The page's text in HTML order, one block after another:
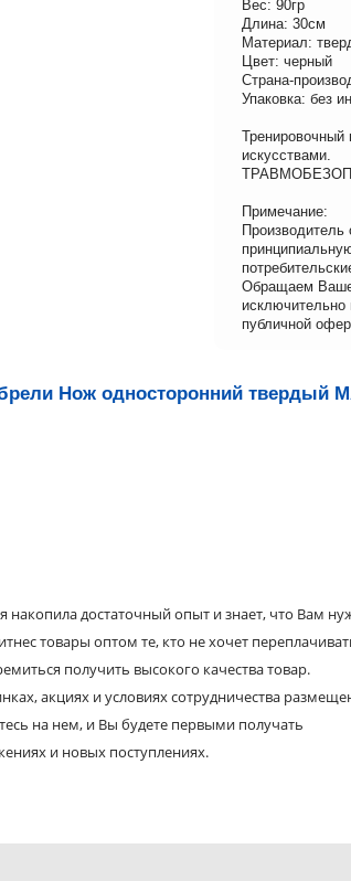
Вес: 90гр
Длина: 30см
Материал:
Цвет: черный
Страна-
Упаковка: без
искусствами.
Примечание:
Производитель
Обращаем Ваше
публичной
Нож односторонний твердый
накопила достаточный опыт и знает, что Вам
товары оптом те, кто не хочет
получить высокого качества товар.
акциях и условиях сотрудничества
на нем, и Вы будете первыми получать
и новых поступлениях.